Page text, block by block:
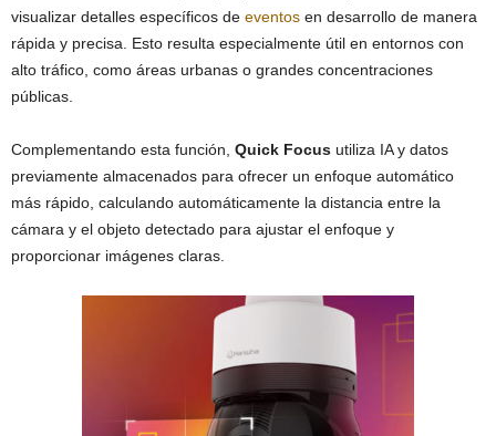
visualizar detalles específicos de eventos en desarrollo de manera
rápida y precisa. Esto resulta especialmente útil en entornos con
alto tráfico, como áreas urbanas o grandes concentraciones
públicas.
Complementando esta función, Quick Focus utiliza IA y datos
previamente almacenados para ofrecer un enfoque automático
más rápido, calculando automáticamente la distancia entre la
cámara y el objeto detectado para ajustar el enfoque y
proporcionar imágenes claras.